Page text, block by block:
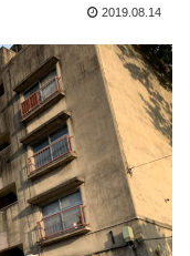
2019.08.14